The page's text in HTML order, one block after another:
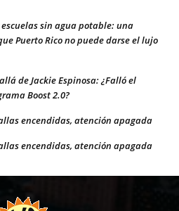
sin agua potable: una
Puerto Rico no puede darse el lujo
de Jackie Espinosa: ¿Falló el
Boost 2.0?
encendidas, atención apagada
encendidas, atención apagada